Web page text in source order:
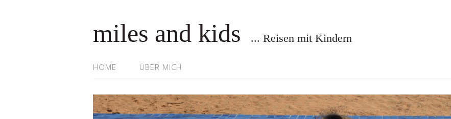
miles and kids ... Reisen mit Kindern
HOME ÜBER MICH